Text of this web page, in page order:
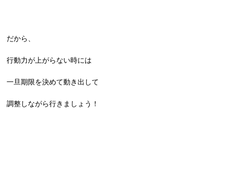
だから、
行動力が上がらない時には
一旦期限を決めて動き出して
調整しながら行きましょう！